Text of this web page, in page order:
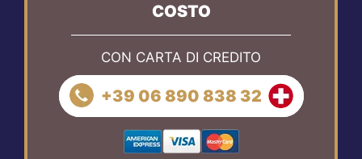
COSTO
CON CARTA DI CREDITO
+39 06 890 838 32